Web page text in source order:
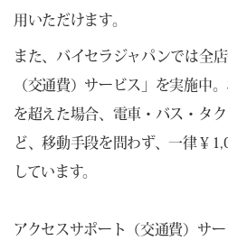
用いただけます。
また、バイセラジャパンでは全
（交通費）サービス」を実施中
を超えた場合、電車・バス・タ
ど、移動手段を問わず、一律￥
しています。
アクセスサポート（交通費）サ